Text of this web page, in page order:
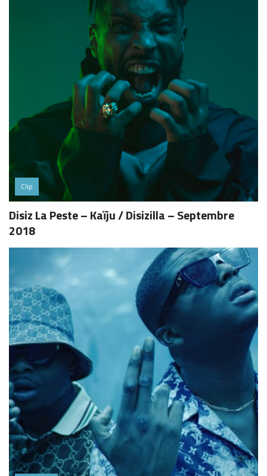
Clip
Disiz La Peste – Kaïju / Disizilla – Septembre
2018